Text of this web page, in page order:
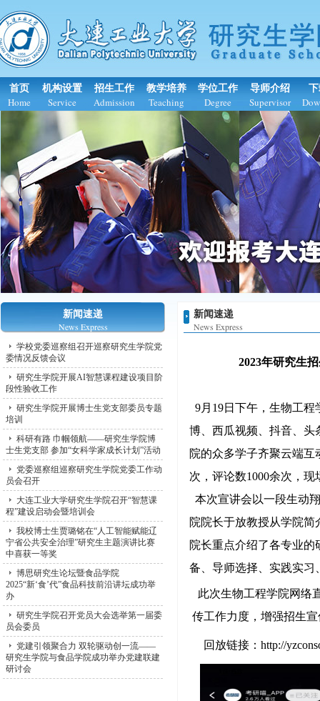
首页
Home
机构设置
Service
招生工作
Admission
教学培养
Teaching
学位工作
Degree
导师介绍
Supervisor
新闻速递
News Express
学校党委巡察组召开巡察研究生学院党
委情况反馈会议
研究生学院开展AI智慧课程建设项目阶
段性验收工作
研究生学院开展博士生党支部委员专题
培训
科研有路 巾帼领航——研究生学院博
士生党支部 参加“女科学家成长计划”活动
党委巡察组巡察研究生学院党委工作动
员会召开
大连工业大学研究生学院召开“智慧课
程”建设启动会暨培训会
我校博士生贾璐铭在“人工智能赋能辽
宁省公共安全治理”研究生主题演讲比赛
中喜获一等奖
博思研究生论坛暨食品学院
2025“新‘食’代”食品科技前沿讲坛成功举
办
研究生学院召开党员大会选举第一届委
员会委员
党建引领聚合力 双轮驱动创一流——
研究生学院与食品学院成功举办党建联建
研讨会
新闻速递
News Express
2023年研究生
9月19日下午，生物工
博、西瓜视频、抖音、头
院的众多学子齐聚云端互
次，评论数1000余次，
本次宣讲会以一段生动
院院长于放教授从学院
院长重点介绍了各专业
备、导师选择、实践实习
此次生物工程学院网络
传工作力度，增强招生
回放链接： http://